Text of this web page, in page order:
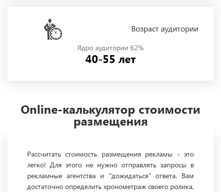
Возраст аудитории
Ядро аудитории 62%
40-55 лет
Online-калькулятор стоимости
размещения
Рассчитать стоимость размещения рекламы - это
легко! Для этого не нужно отправлять запросы в
рекламные агентства и "дожидаться" ответа. Вам
достаточно определить хронометраж своего ролика,